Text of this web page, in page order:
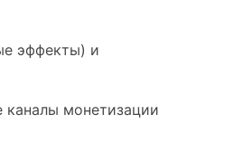
эффекты) и
монетизации